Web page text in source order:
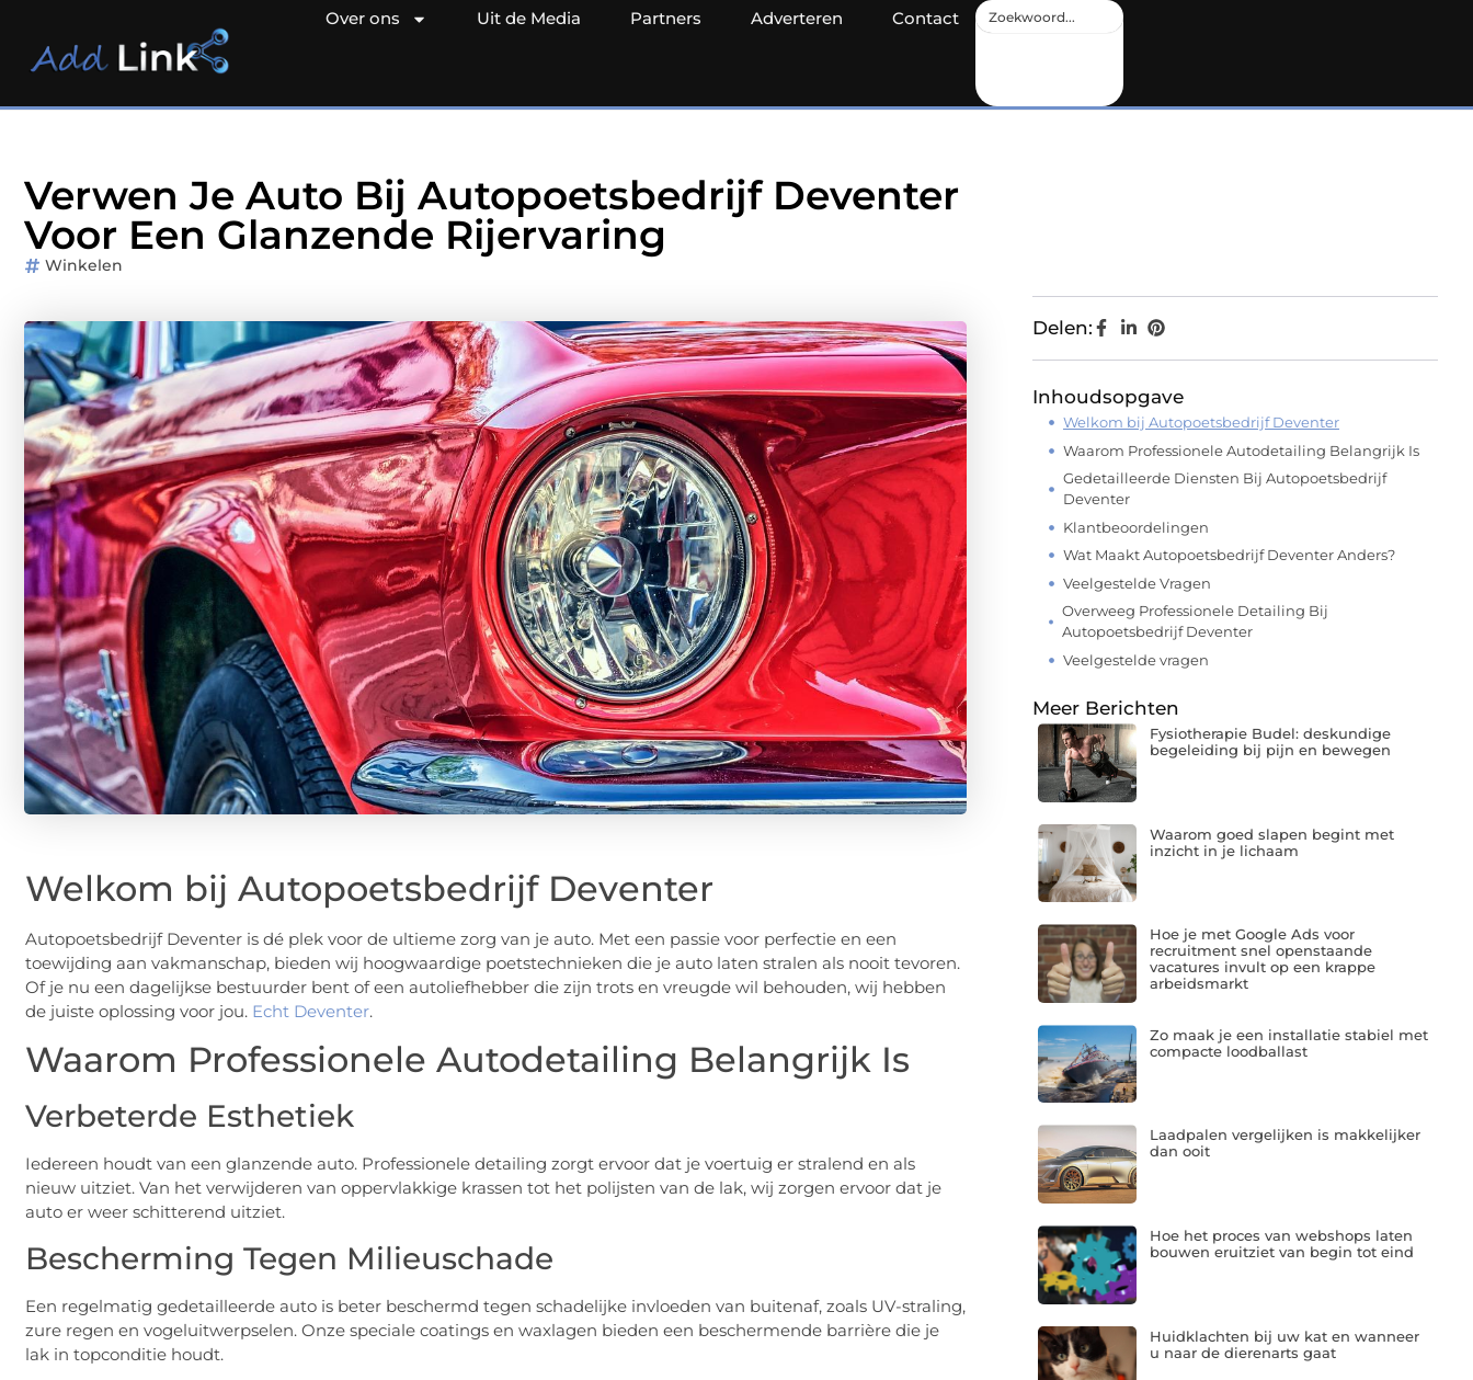
Over ons Uit de Media Partners Adverteren Contact
Verwen Je Auto Bij Autopoetsbedrijf Deventer
Voor Een Glanzende Rijervaring
Winkelen
Welkom bij Autopoetsbedrijf Deventer
Autopoetsbedrijf Deventer is dé plek voor de ultieme zorg van je auto. Met een passie voor perfectie en een
toewijding aan vakmanschap, bieden wij hoogwaardige poetstechnieken die je auto laten stralen als nooit tevoren.
Of je nu een dagelijkse bestuurder bent of een autoliefhebber die zijn trots en vreugde wil behouden, wij hebben
de juiste oplossing voor jou. Echt Deventer.
Waarom Professionele Autodetailing Belangrijk Is
Verbeterde Esthetiek
Iedereen houdt van een glanzende auto. Professionele detailing zorgt ervoor dat je voertuig er stralend en als
nieuw uitziet. Van het verwijderen van oppervlakkige krassen tot het polijsten van de lak, wij zorgen ervoor dat je
auto er weer schitterend uitziet.
Bescherming Tegen Milieuschade
Een regelmatig gedetailleerde auto is beter beschermd tegen schadelijke invloeden van buitenaf, zoals UV-straling,
zure regen en vogeluitwerpselen. Onze speciale coatings en waxlagen bieden een beschermende barrière die je
lak in topconditie houdt.
Delen:
Inhoudsopgave
Welkom bij Autopoetsbedrijf Deventer
Waarom Professionele Autodetailing Belangrijk Is
Gedetailleerde Diensten Bij Autopoetsbedrijf
Deventer
Klantbeoordelingen
Wat Maakt Autopoetsbedrijf Deventer Anders?
Veelgestelde Vragen
Overweeg Professionele Detailing Bij
Autopoetsbedrijf Deventer
Veelgestelde vragen
Meer Berichten
Fysiotherapie Budel: deskundige
begeleiding bij pijn en bewegen
Waarom goed slapen begint met
inzicht in je lichaam
Hoe je met Google Ads voor
recruitment snel openstaande
vacatures invult op een krappe
arbeidsmarkt
Zo maak je een installatie stabiel met
compacte loodballast
Laadpalen vergelijken is makkelijker
dan ooit
Hoe het proces van webshops laten
bouwen eruitziet van begin tot eind
Huidklachten bij uw kat en wanneer
u naar de dierenarts gaat